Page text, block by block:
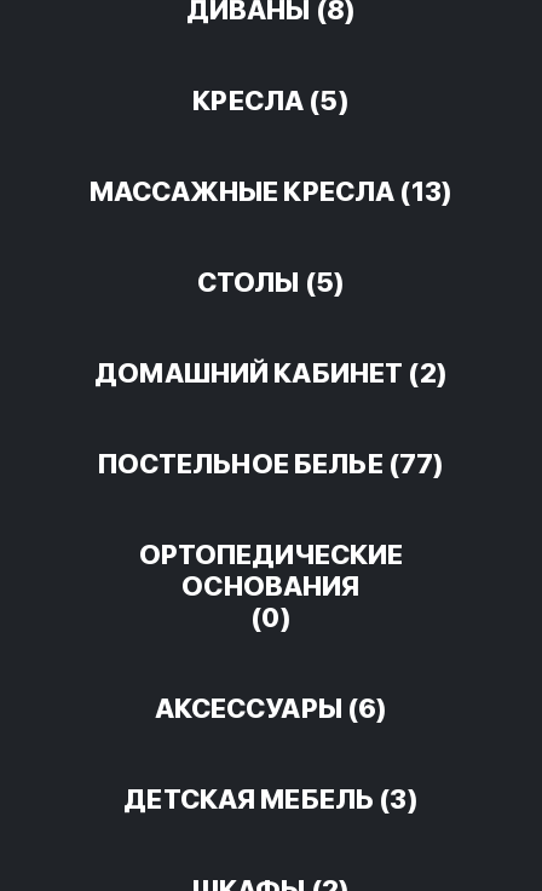
ДИВАНЫ (8)
КРЕСЛА (5)
МАССАЖНЫЕ КРЕСЛА (13)
СТОЛЫ (5)
ДОМАШНИЙ КАБИНЕТ (2)
ПОСТЕЛЬНОЕ БЕЛЬЕ (77)
ОРТОПЕДИЧЕСКИЕ
ОСНОВАНИЯ
(0)
АКСЕССУАРЫ (6)
ДЕТСКАЯ МЕБЕЛЬ (3)